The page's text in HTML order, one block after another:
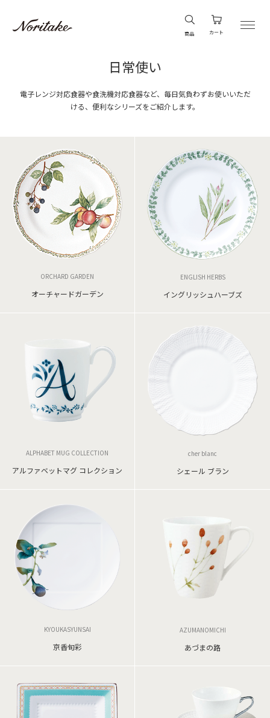
商品 カート
日常使い
電子レンジ対応食器や食洗機対応食器など、毎日気負わずお使いいただ
ける、便利なシリーズをご紹介します。
ORCHARD GARDEN
オーチャードガーデン
ENGLISH HERBS
イングリッシュハーブズ
ALPHABET MUG COLLECTION
アルファベットマグ コレクション
cher blanc
シェール ブラン
KYOUKASYUNSAI
京香旬彩
AZUMANOMICHI
あづまの路